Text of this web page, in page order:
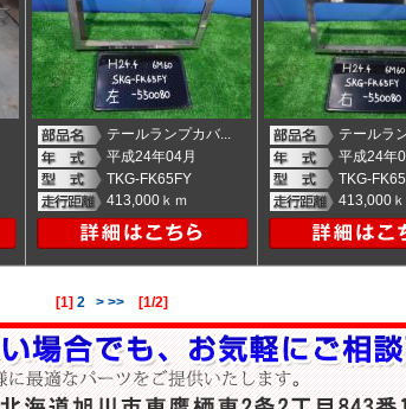
テールランプカバ...
平成24年04月
TKG-FK65FY
413,000ｋｍ
テールラ
平成24年
TKG-
413,000
[1] 2 > >> [1/2]